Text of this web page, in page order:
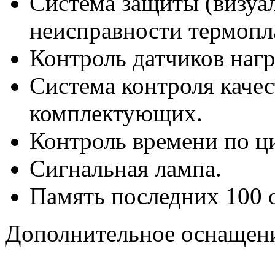
неисправности
Контроль датчиков
Система контроля
комплектующих.
Контроль времени по
Сигнальная лампа.
Память последних 100
Дополнительное